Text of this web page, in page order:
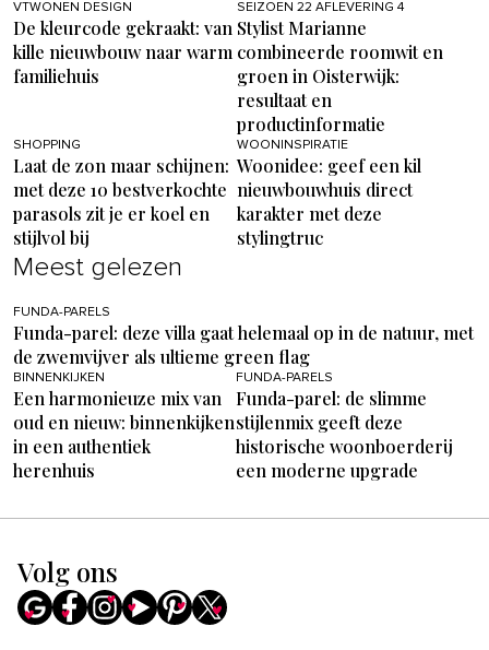
VTWONEN DESIGN
De kleurcode gekraakt: van
kille nieuwbouw naar warm
familiehuis
SEIZOEN 22 AFLEVERING 4
Stylist Marianne
combineerde roomwit en
groen in Oisterwijk:
resultaat en
productinformatie
SHOPPING
Laat de zon maar schijnen:
met deze 10 bestverkochte
parasols zit je er koel en
stijlvol bij
WOONINSPIRATIE
Woonidee: geef een kil
nieuwbouwhuis direct
karakter met deze
stylingtruc
Meest gelezen
FUNDA-PARELS
Funda-parel: deze villa gaat helemaal op in de natuur, met
de zwemvijver als ultieme green flag
BINNENKIJKEN
Een harmonieuze mix van
oud en nieuw: binnenkijken
in een authentiek
herenhuis
FUNDA-PARELS
Funda-parel: de slimme
stijlenmix geeft deze
historische woonboerderij
een moderne upgrade
Volg ons